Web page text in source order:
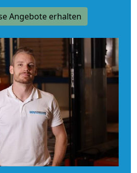
Angebote erhalten